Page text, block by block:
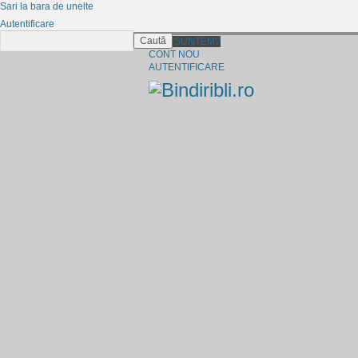
CINE SUNTEM?
CONT NOU
AUTENTIFICARE
Sari la bara de unelte
Autentificare
Caută